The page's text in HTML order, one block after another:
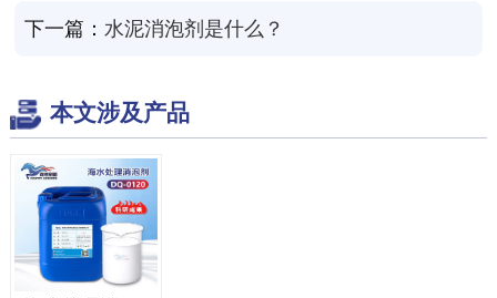
下一篇： 水泥消泡剂是什么？
本文涉及产品